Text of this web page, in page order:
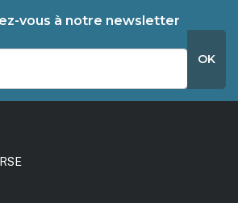
vous à notre newsletter
OK